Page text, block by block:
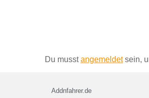
Du musstangemeldetsein,
Addnfahrer.de